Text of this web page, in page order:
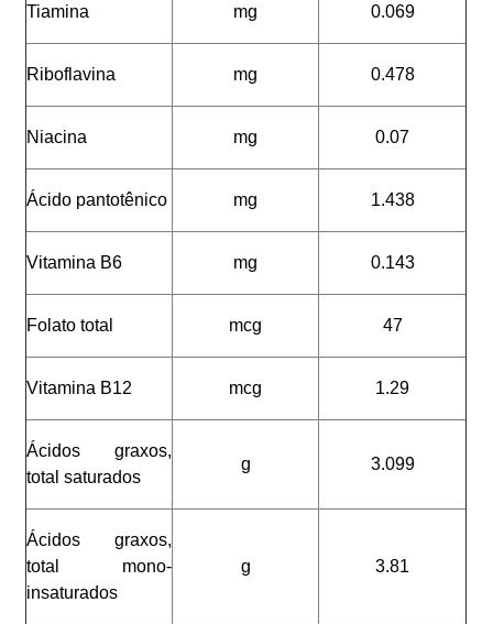
Tiamina mg 0.069
Riboflavina mg 0.478
Niacina mg 0.07
Ácido pantotênico mg 1.438
Vitamina B6 mg 0.143
Folato total mcg 47
Vitamina B12 mcg 1.29
Ácidos graxos,
total saturados
g 3.099
Ácidos graxos,
total mono-
insaturados
g 3.81